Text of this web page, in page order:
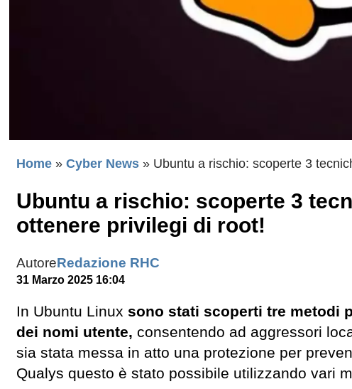
Home » Cyber News » Ubuntu a rischio: scoperte 3
Ubuntu a rischio: scoperte 3
ottenere privilegi di root!
AutoreRedazione RHC
31 Marzo 2025 16:04
In Ubuntu Linux sono stati scoperti tre metodi
dei nomi utente, consentendo ad aggressori
sia stata messa in atto una protezione per
Qualys questo è stato possibile utilizzando vari